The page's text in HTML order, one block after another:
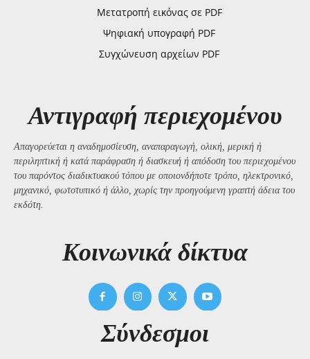
Μετατροπή εικόνας σε PDF
Ψηφιακή υπογραφή PDF
Συγχώνευση αρχείων PDF
Αντιγραφή περιεχομένου
Απαγορεύεται η αναδημοσίευση, αναπαραγωγή, ολική, μερική ή
περιληπτική ή κατά παράφραση ή διασκευή ή απόδοση του περιεχομένου
του παρόντος διαδικτυακού τόπου με οποιονδήποτε τρόπο, ηλεκτρονικό,
μηχανικό, φωτοτυπικό ή άλλο, χωρίς την προηγούμενη γραπτή άδεια του
εκδότη.
Kοινωνικά δίκτυα
Σύνδεσμοι